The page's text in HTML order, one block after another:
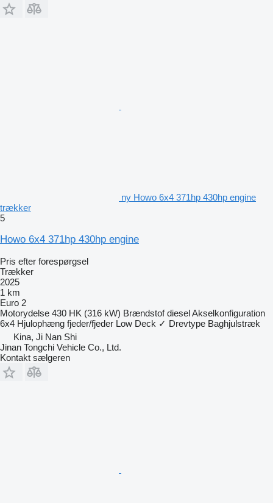
ny Howo 6x4 371hp 430hp engine
trækker
5
Howo 6x4 371hp 430hp engine
Pris efter forespørgsel
Trækker
2025
1 km
Euro 2
Motorydelse 430 HK (316 kW) Brændstof dieselAkselkonfiguration
6x4 Hjulophæng fjeder/fjeder Low Deck ✓ Drevtype Baghjulstræk
Kina, Ji Nan Shi
Jinan Tongchi Vehicle Co., Ltd.
Kontakt sælgeren